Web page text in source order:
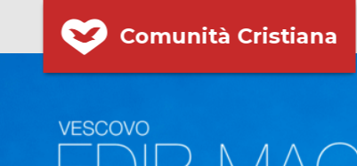
Comunità Cristiana